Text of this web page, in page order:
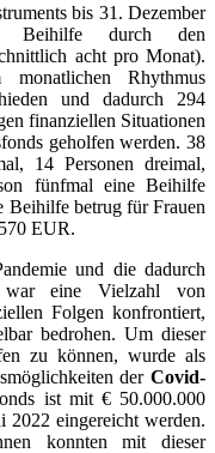
bis 31. Dezember
Beihilfe durch den
acht pro Monat).
Rhythmus
und dadurch 294
finanziellen Situationen
geholfen werden. 38
14 Personen dreimal,
fünfmal eine Beihilfe
Beihilfe betrug für Frauen
EUR.
und die dadurch
war eine Vielzahl von
Folgen konfrontiert,
bedrohen. Um dieser
zu können, wurde als
der Covid-
ist mit € 50.000.000
2022 eingereicht werden.
konnten mit dieser